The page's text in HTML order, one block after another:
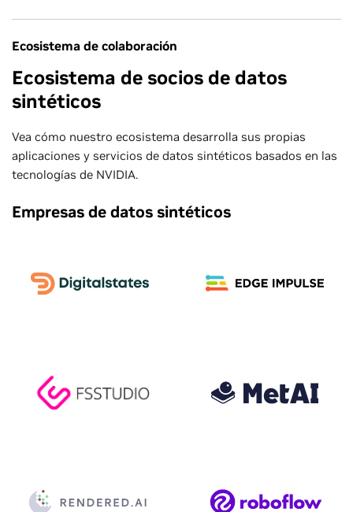
Ecosistema de colaboración
Ecosistema de socios de datos
sintéticos
Vea cómo nuestro ecosistema desarrolla sus propias
aplicaciones y servicios de datos sintéticos basados en las
tecnologías de NVIDIA.
Empresas de datos sintéticos